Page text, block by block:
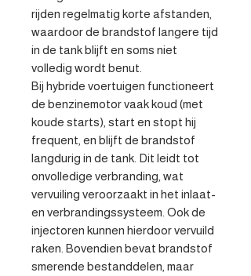
rijden regelmatig korte afstanden,
waardoor de brandstof langere tijd
in de tank blijft en soms niet
volledig wordt benut.
Bij hybride voertuigen functioneert
de benzinemotor vaak koud (met
koude starts), start en stopt hij
frequent, en blijft de brandstof
langdurig in de tank. Dit leidt tot
onvolledige verbranding, wat
vervuiling veroorzaakt in het inlaat-
en verbrandingssysteem. Ook de
injectoren kunnen hierdoor vervuild
raken. Bovendien bevat brandstof
smerende bestanddelen, maar